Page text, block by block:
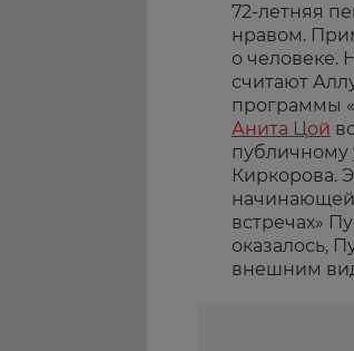
72-летняя
нравом.
о человеке.
считают
программы
Анита Цой
публичному
Киркорова.
начинающей
встречах»
оказалось,
внешним